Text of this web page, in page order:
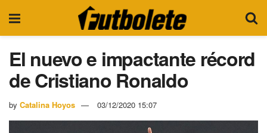
El nuevo e impactante récord
de Cristiano Ronaldo
by Catalina Hoyos 03/12/2020 15:07